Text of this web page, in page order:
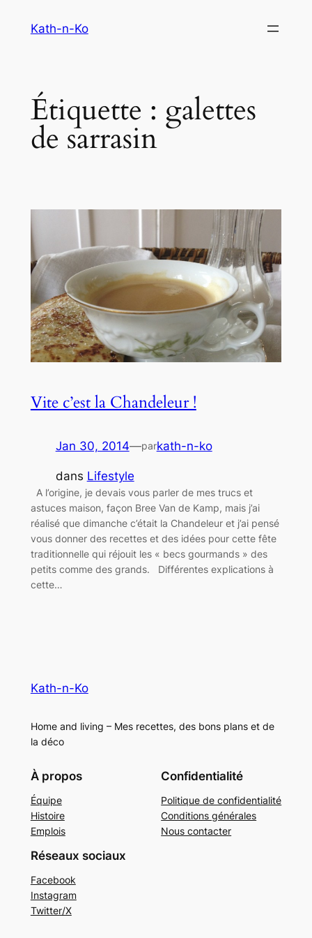
Kath-n-Ko
Étiquette : galettes
de sarrasin
Vite c’est la Chandeleur !
Jan 30, 2014—parkath-n-ko
dans Lifestyle
A l’origine, je devais vous parler de mes trucs et
astuces maison, façon Bree Van de Kamp, mais j’ai
réalisé que dimanche c’était la Chandeleur et j’ai pensé
vous donner des recettes et des idées pour cette fête
traditionnelle qui réjouit les « becs gourmands » des
petits comme des grands. Différentes explications à
cette…
Kath-n-Ko
Home and living – Mes recettes, des bons plans et de
la déco
À propos
Équipe
Histoire
Emplois
Confidentialité
Politique de confidentialité
Conditions générales
Nous contacter
Réseaux sociaux
Facebook
Instagram
Twitter/X